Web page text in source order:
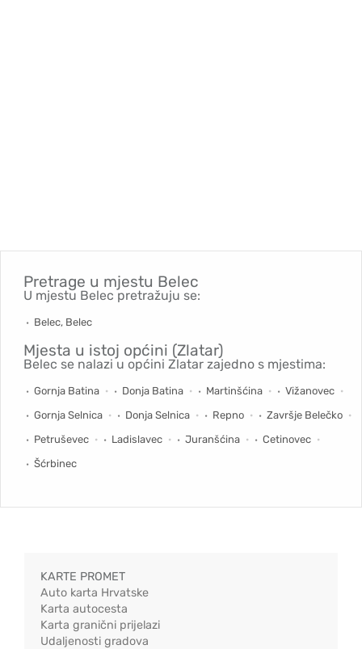
Pretrage u mjestu Belec
U mjestu Belec pretražuju se:
Belec, Belec
Mjesta u istoj općini (Zlatar)
Belec se nalazi u općini Zlatar zajedno s mjestima:
Gornja Batina Donja Batina Martinšćina
Vižanovec
Gornja Selnica
Donja Selnica Repno
Završje Belečko
Petruševec
Ladislavec Juranšćina
Cetinovec
Šćrbinec
KARTE PROMET
Auto karta Hrvatske
Karta autocesta
Karta granični prijelazi
Udaljenosti gradova